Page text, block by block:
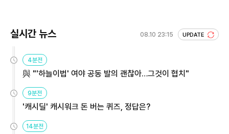
실시간 뉴스 08.10 23:15 UPDATE
4분전
與 "'하늘이법' 여야 공동 발의 괜찮아…그것이 협치"
9분전
'캐시딜' 캐시워크 돈 버는 퀴즈, 정답은?
14분전